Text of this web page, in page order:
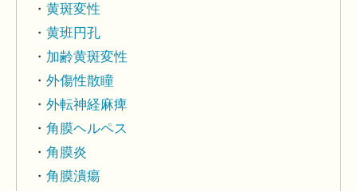
黄斑変性
黄班円孔
加齢黄斑変性
外傷性散瞳
外転神経麻痺
角膜ヘルペス
角膜炎
角膜潰瘍